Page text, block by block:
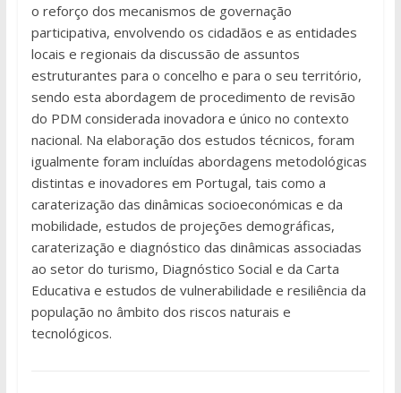
o reforço dos mecanismos de governação
participativa, envolvendo os cidadãos e as entidades
locais e regionais da discussão de assuntos
estruturantes para o concelho e para o seu território,
sendo esta abordagem de procedimento de revisão
do PDM considerada inovadora e único no contexto
nacional. Na elaboração dos estudos técnicos, foram
igualmente foram incluídas abordagens metodológicas
distintas e inovadores em Portugal, tais como a
caraterização das dinâmicas socioeconómicas e da
mobilidade, estudos de projeções demográficas,
caraterização e diagnóstico das dinâmicas associadas
ao setor do turismo, Diagnóstico Social e da Carta
Educativa e estudos de vulnerabilidade e resiliência da
população no âmbito dos riscos naturais e
tecnológicos.